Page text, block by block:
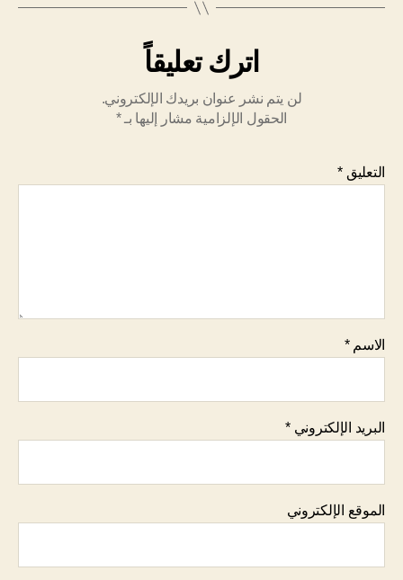
اترك تعليقاً
لن يتم نشر عنوان بريدك الإلكتروني.
الحقول الإلزامية مشار إليها بـ*
التعليق *
الاسم*
البريد الإلكتروني*
الموقع الإلكتروني